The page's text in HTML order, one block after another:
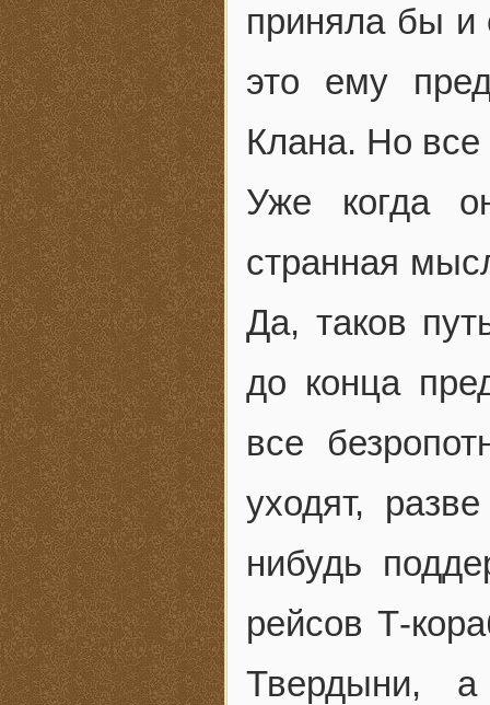
приняла бы
это ему
Клана. Но
Уже когда
странная
Да, таков
до конца
все
уходят,
нибудь
рейсов Т-
Твердыни,